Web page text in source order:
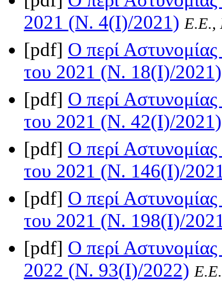
2021 (Ν. 4(I)/2021) Ε.Ε.,
[pdf] Ο περί
του 2021 (Ν. 18(I)/2021)
[pdf] Ο περί
του 2021 (Ν. 42(I)/2021)
[pdf] Ο περί
του 2021 (Ν. 146(I)/
[pdf] O περί
του 2021 (Ν. 198(I)/
[pdf] Ο περί
2022 (Ν. 93(I)/2022)